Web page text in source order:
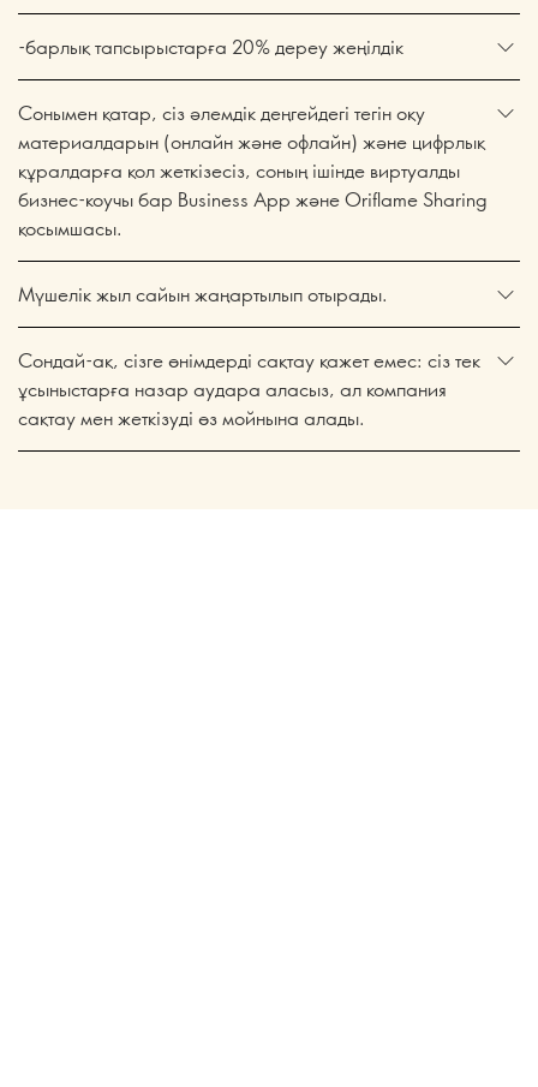
-барлық тапсырыстарға 20% дереу жеңілдік
Сонымен қатар, сіз әлемдік деңгейдегі тегін оқу
материалдарын (онлайн және офлайн) және цифрлық
құралдарға қол жеткізесіз, соның ішінде виртуалды
бизнес-коучы бар Business App және Oriflame Sharing
қосымшасы.
Мүшелік жыл сайын жаңартылып отырады.
Сондай-ақ, сізге өнімдерді сақтау қажет емес: сіз тек
ұсыныстарға назар аудара аласыз, ал компания
сақтау мен жеткізуді өз мойнына алады.